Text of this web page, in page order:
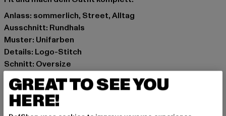
Anlass: sommerlich, Street, Alltag
Ausschnitt: Rundhals
Muster: Unifarben
Details: Logo-Stitch
Schnitt: Oversize
Marke: Karl Kani
Kat.: T-Shirts
Farbe: beige
Hersteller Farbe: sand
GREAT TO SEE YOU
HERE!